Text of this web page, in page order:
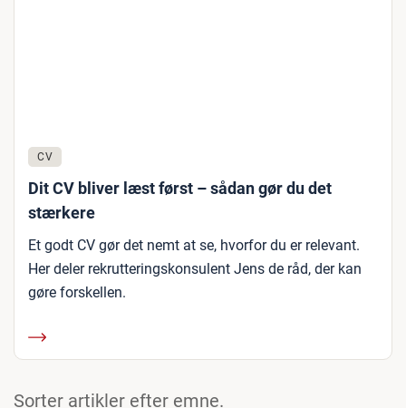
CV
Dit CV bliver læst først – sådan gør du det
stærkere
Et godt CV gør det nemt at se, hvorfor du er relevant.
Her deler rekrutteringskonsulent Jens de råd, der kan
gøre forskellen.
Sorter artikler efter emne.